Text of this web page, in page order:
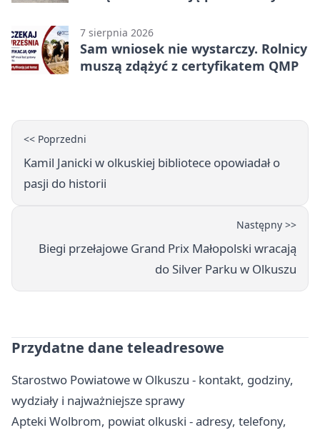
7 sierpnia 2026
Sam wniosek nie wystarczy. Rolnicy
muszą zdążyć z certyfikatem QMP
<< Poprzedni
Kamil Janicki w olkuskiej bibliotece opowiadał o
pasji do historii
Następny >>
Biegi przełajowe Grand Prix Małopolski wracają
do Silver Parku w Olkuszu
Przydatne dane teleadresowe
Starostwo Powiatowe w Olkuszu - kontakt, godziny,
wydziały i najważniejsze sprawy
Apteki Wolbrom, powiat olkuski - adresy, telefony,